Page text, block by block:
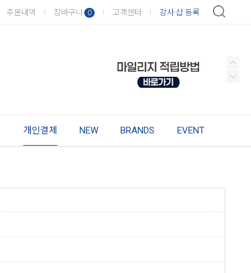
주문내역 장바구니 0 고객센터 강사·샵 등록
개인결제 NEW BRANDS EVENT